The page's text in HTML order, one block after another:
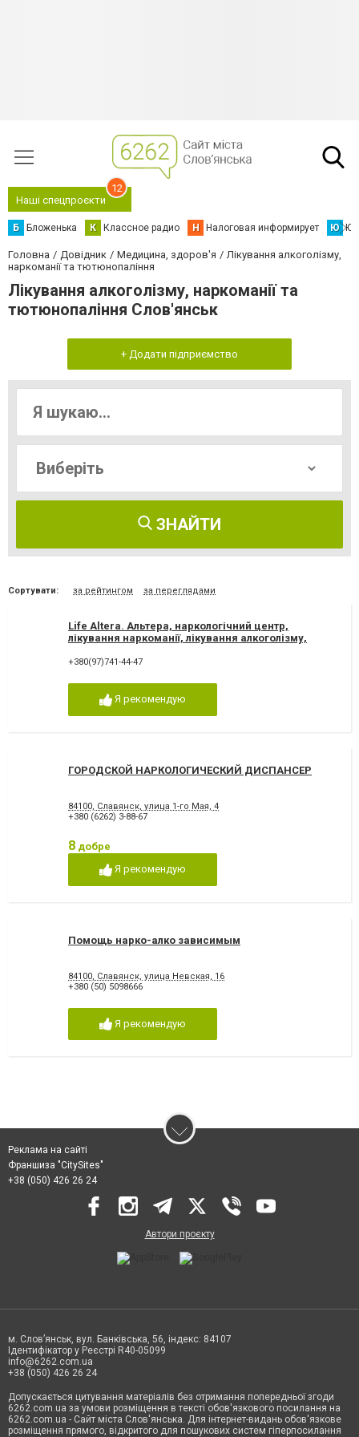
Наші спецпроєкти
12
Б Бложенька К Классное радио Н Налоговая информирует Ю
Головна Довідник Медицина, здоров'я
Лікування алкоголізму,
наркоманії та тютюнопаління
Лікування алкоголізму, наркоманії та
тютюнопаління Слов'янськ
+ Додати підприємство
ЗНАЙТИ
Сортувати: за рейтингом за переглядами
Life Altera. Альтера, наркологічний центр,
лікування наркоманії, лікування алкоголізму,
+380(97)741-44-47
Я рекомендую
ГОРОДСКОЙ НАРКОЛОГИЧЕСКИЙ ДИСПАНСЕР
84100, Славянск, улица 1-го Мая, 4
+380 (6262) 3-88-67
8 добре
Я рекомендую
Помощь нарко-алко зависимым
84100, Славянск, улица Невская, 16
+380 (50) 5098666
Я рекомендую
Реклама на сайті
Франшиза "CitySites"
+38 (050) 426 26 24
Автори проєкту
м. Слов’янськ, вул. Банківська, 56, індекс: 84107
Ідентифікатор у Реєстрі R40-05099
info@6262.com.ua
+38 (050) 426 26 24
Допускається цитування матеріалів без отримання попередньої згоди
6262.com.ua за умови розміщення в тексті обов'язкового посилання на
6262.com.ua - Сайт міста Слов'янська. Для інтернет-видань обов'язкове
розміщення прямого, відкритого для пошукових систем гіперпосилання